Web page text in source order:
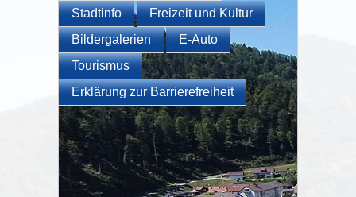
Stadtinfo
Freizeit und Kultur
Bildergalerien
E-Auto
Tourismus
Erklärung zur Barrierefreiheit